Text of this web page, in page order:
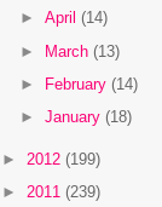
►April(14)
► March(13)
►
February(14)
►January(18)
► 2012 (199)
► 2011 (239)